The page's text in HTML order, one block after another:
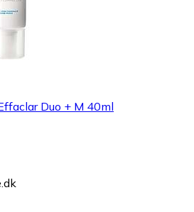
Duo + M 40ml